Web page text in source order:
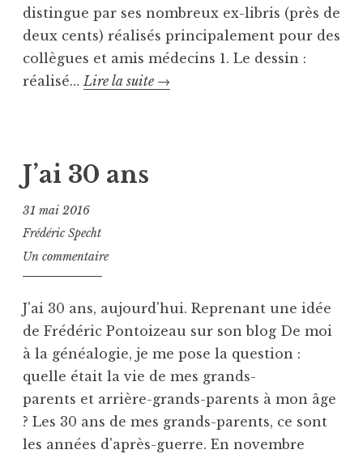
distingue par ses nombreux ex-libris (près de
deux cents) réalisés principalement pour des
collègues et amis médecins 1. Le dessin :
réalisé…Lire la suite Ex-
→
b
l
i
d
a
n
s
U
n
c
a
t
e
g
g
u
é
p
e
c
h
t
J’ai 30 ans
31 mai 2016
Frédéric Specht
Un commentaire
J'ai 30 ans, aujourd'hui. Reprenant une idée
de Frédéric Pontoizeau sur son blog De moi
à la généalogie, je me pose la question :
quelle était la vie de mes grands-
parents et arrière-grands-parents à mon âge
? Les 30 ans de mes grands-parents, ce sont
les années d'après-guerre. En novembre